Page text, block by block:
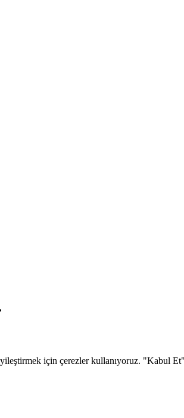
için çerezler kullanıyoruz. "Kabul